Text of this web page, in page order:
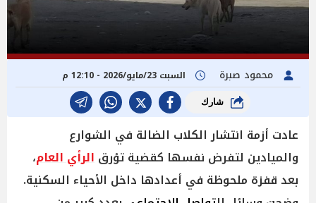
محمود صبرة السبت 23/مايو/2026 - 12:10 م
شارك
عادت أزمة انتشار الكلاب الضالة في الشوارع
والميادين لتفرض نفسها كقضية تؤرق الرأي العام،
بعد قفزة ملحوظة في أعدادها داخل الأحياء السكنية.